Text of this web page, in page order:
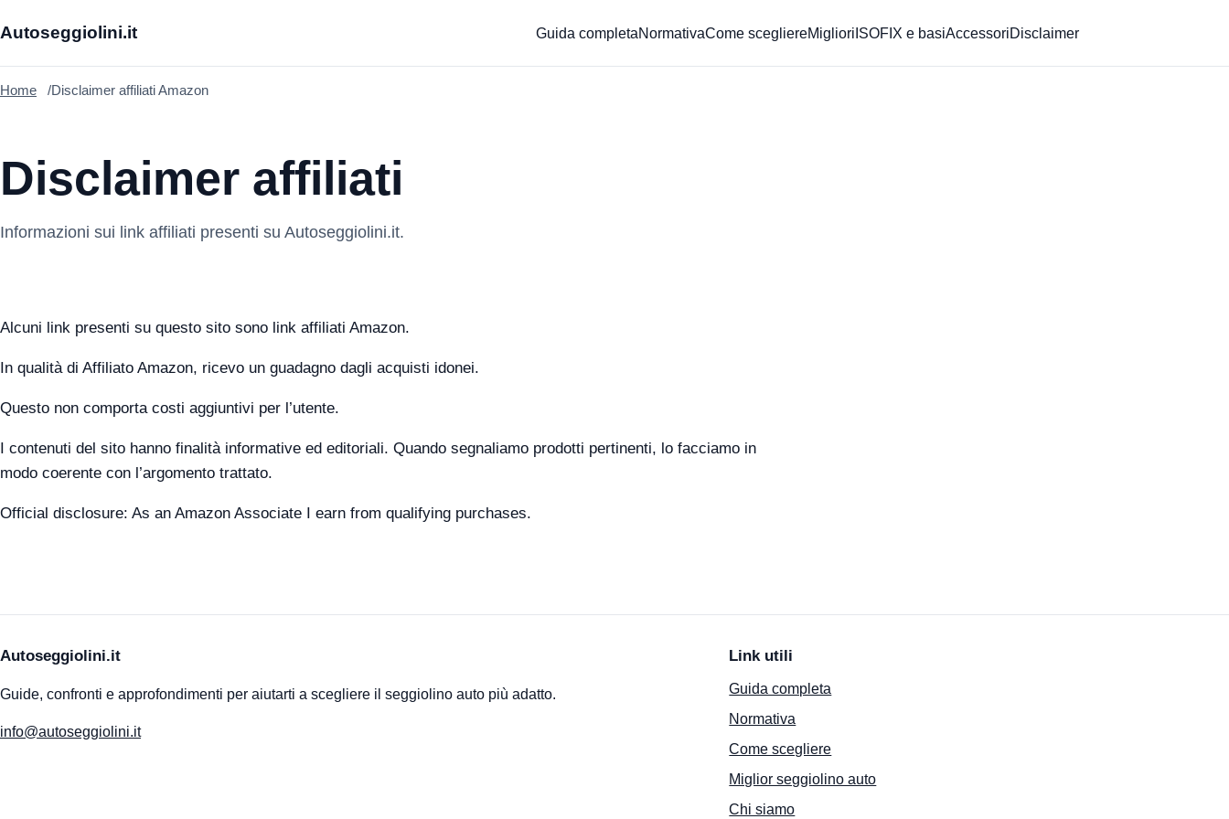
Autoseggiolini.it Guida completaNormativaCome scegliereMigliori ISOFIX e basiAccessoriDisclaimer
Home Disclaimer affiliati Amazon
Disclaimer affiliati
Informazioni sui link affiliati presenti su Autoseggiolini.it.
Alcuni link presenti su questo sito sono link affiliati Amazon.
In qualità di Affiliato Amazon, ricevo un guadagno dagli acquisti idonei.
Questo non comporta costi aggiuntivi per l’utente.
I contenuti del sito hanno finalità informative ed editoriali. Quando segnaliamo prodotti pertinenti, lo facciamo in
modo coerente con l’argomento trattato.
Official disclosure: As an Amazon Associate I earn from qualifying purchases.
Autoseggiolini.it
Guide, confronti e approfondimenti per aiutarti a scegliere il seggiolino auto più adatto.
info@autoseggiolini.it
Link utili
Guida completa
Normativa
Come scegliere
Miglior seggiolino auto
Chi siamo